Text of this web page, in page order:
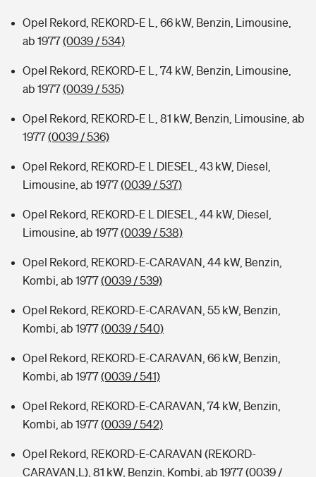
Opel Rekord, REKORD-E L, 66 kW, Benzin, Limousine,
ab 1977(0039 / 534)
Opel Rekord, REKORD-E L, 74 kW, Benzin, Limousine,
ab 1977(0039 / 535)
Opel Rekord, REKORD-E L, 81 kW, Benzin, Limousine, ab
1977(0039 / 536)
Opel Rekord, REKORD-E L DIESEL, 43 kW, Diesel,
Limousine, ab 1977(0039 / 537)
Opel Rekord, REKORD-E L DIESEL, 44 kW, Diesel,
Limousine, ab 1977(0039 / 538)
Opel Rekord, REKORD-E-CARAVAN, 44 kW, Benzin,
Kombi, ab 1977(0039 / 539)
Opel Rekord, REKORD-E-CARAVAN, 55 kW, Benzin,
Kombi, ab 1977(0039 / 540)
Opel Rekord, REKORD-E-CARAVAN, 66 kW, Benzin,
Kombi, ab 1977(0039 / 541)
Opel Rekord, REKORD-E-CARAVAN, 74 kW, Benzin,
Kombi, ab 1977(0039 / 542)
Opel Rekord, REKORD-E-CARAVAN (REKORD-
CARAVAN,L), 81 kW, Benzin, Kombi, ab 1977(0039 /